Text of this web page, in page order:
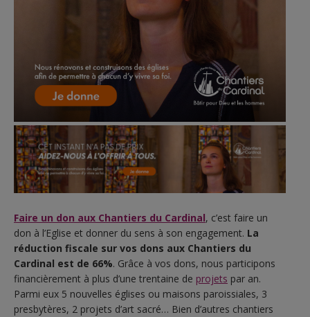
Faire un don aux Chantiers du Cardinal, c’est faire un
don à l’Eglise et donner du sens à son engagement. La
réduction fiscale sur vos dons aux Chantiers du
Cardinal est de 66%. Grâce à vos dons, nous participons
financièrement à plus d’une trentaine de projets par an.
Parmi eux 5 nouvelles églises ou maisons paroissiales, 3
presbytères, 2 projets d’art sacré… Bien d’autres chantiers